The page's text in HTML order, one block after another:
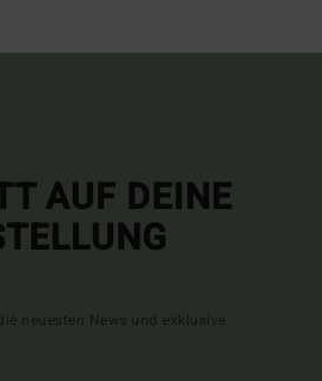
AUF DEINE
neuesten News und exklusive